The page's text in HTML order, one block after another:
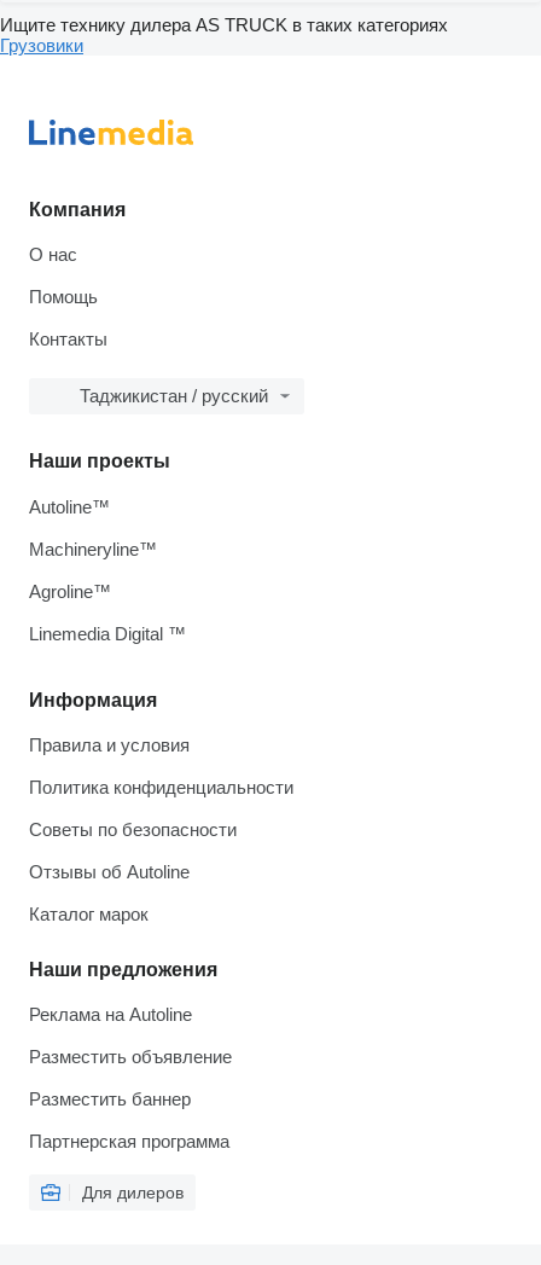
Ищите технику дилера AS TRUCK в таких категориях
Грузовики
Компания
О нас
Помощь
Контакты
Таджикистан / русский
Информация
Правила и условия
Политика конфиденциальности
Советы по безопасности
Отзывы об Autoline
Каталог марок
Наши предложения
Реклама на Autoline
Разместить объявление
Разместить баннер
Партнерская программа
Для дилеров
Наши проекты
Autoline™
Machineryline™
Agroline™
Linemedia Digital ™